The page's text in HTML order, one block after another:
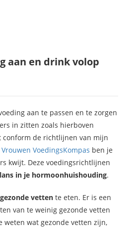
aan en drink volop
aan te passen en te zorgen
in zitten zoals hierboven
conform de richtlijnen van mijn
VoedingsKompas ben je
kwijt. Deze voedingsrichtlijnen
in je hormoonhuishouding.
gezonde vetten te eten. Er is een
van te weinig gezonde vetten
weten wat gezonde vetten zijn,